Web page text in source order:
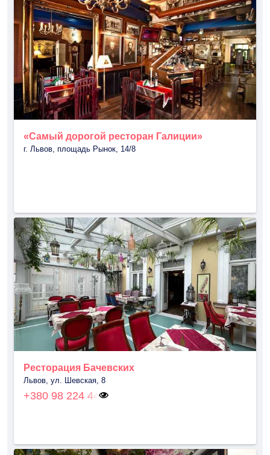
«Самый дорогой ресторан Галиции»
г. Львов, площадь Рынок, 14/8
Ресторация Бачевских
Львов, ул. Шевская, 8
+380 98 224 44